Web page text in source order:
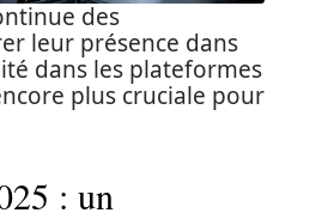
des
leur présence dans
dans les plateformes
plus cruciale pour
: un